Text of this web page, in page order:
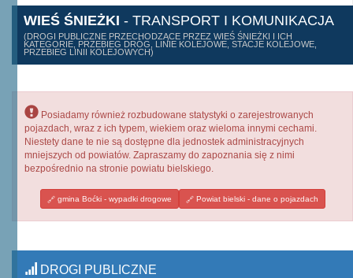
WIEŚ ŚNIEŻKI - TRANSPORT I KOMUNIKACJA
(DROGI PUBLICZNE PRZECHODZĄCE PRZEZ WIEŚ ŚNIEŻKI I ICH
KATEGORIE, PRZEBIEG DRÓG, LINIE KOLEJOWE, STACJE KOLEJOWE,
PRZEBIEG LINII KOLEJOWYCH)
Posiadamy również rozbudowane statystyki o zarejestrowanych
pojazdach, wraz z ich typem, wiekiem oraz wieloma innymi cechami.
Niestety dane te nie są dostępne dla jednostek administracyjnych
mniejszych od powiatów. Zapraszamy do zapoznania się z nimi
bezpośrednio na stronie powiatu bielskiego.
gmina Boćki - wypadki drogowe Powiat bielski - dane o pojazdach
DROGI PUBLICZNE